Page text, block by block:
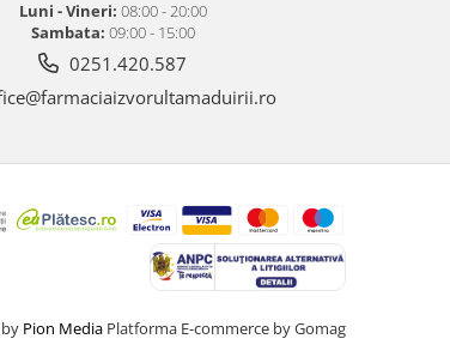
Luni - Vineri: 08:00 - 20:00
Sambata: 09:00 - 15:00
0251.420.587
Pion Media Platforma E-commerce by Gomag